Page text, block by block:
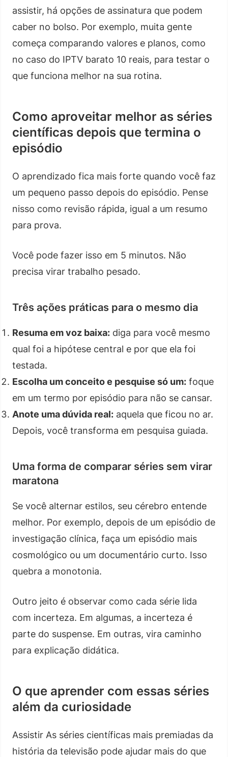
assistir, há opções de assinatura que podem
caber no bolso. Por exemplo, muita gente
começa comparando valores e planos, como
no caso do IPTV barato 10 reais, para testar o
que funciona melhor na sua rotina.
Como aproveitar melhor as séries
científicas depois que termina o
episódio
O aprendizado fica mais forte quando você faz
um pequeno passo depois do episódio. Pense
nisso como revisão rápida, igual a um resumo
para prova.
Você pode fazer isso em 5 minutos. Não
precisa virar trabalho pesado.
Três ações práticas para o mesmo dia
Resuma em voz baixa: diga para você mesmo
qual foi a hipótese central e por que ela foi
testada.
Escolha um conceito e pesquise só um: foque
em um termo por episódio para não se cansar.
Anote uma dúvida real: aquela que ficou no ar.
Depois, você transforma em pesquisa guiada.
Uma forma de comparar séries sem virar
maratona
Se você alternar estilos, seu cérebro entende
melhor. Por exemplo, depois de um episódio de
investigação clínica, faça um episódio mais
cosmológico ou um documentário curto. Isso
quebra a monotonia.
Outro jeito é observar como cada série lida
com incerteza. Em algumas, a incerteza é
parte do suspense. Em outras, vira caminho
para explicação didática.
O que aprender com essas séries
além da curiosidade
Assistir As séries científicas mais premiadas da
história da televisão pode ajudar mais do que